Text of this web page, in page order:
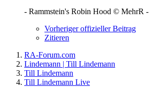
- Rammstein's Robin Hood © MehrR -
Vorheriger offizieller Beitrag
Zitieren
RA-Forum.com
Lindemann | Till Lindemann
Till Lindemann
Till Lindemann Live